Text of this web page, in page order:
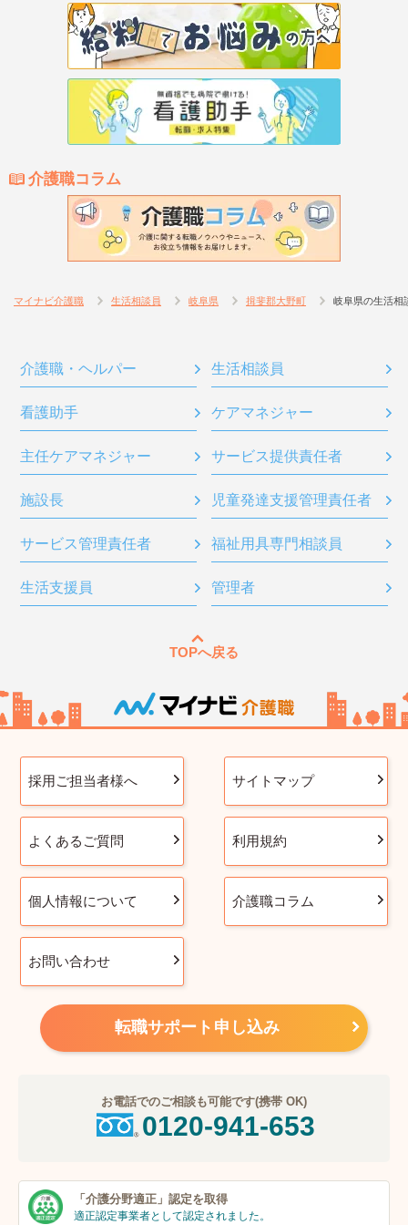
介護職コラム
マイナビ介護職 生活相談員 岐阜県 揖斐郡大野町 岐阜県の生活相
介護職・ヘルパー 生活相談員
看護助手 ケアマネジャー
主任ケアマネジャー サービス提供責任者
施設長 児童発達支援管理責任者
サービス管理責任者 福祉用具専門相談員
生活支援員 管理者
TOPへ戻る
採用ご担当者様へ サイトマップ
よくあるご質問 利用規約
個人情報について 介護職コラム
お問い合わせ
転職サポート申し込み
お電話でのご相談も可能です(携帯 OK)
0120-941-653
「介護分野適正」 認定を取得
適正認定事業者として認定されました。